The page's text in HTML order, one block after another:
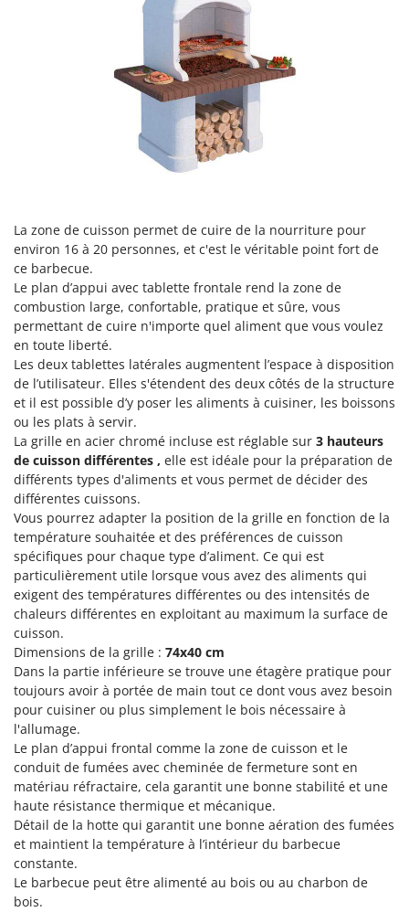
Rafraîchisseurs d'air par évaporation
Rampes de chargement en aluminium
Râpes à fromage électriques
Râteaux pour tracteur
Robots nettoyeurs de piscine
Robots Tondeuses
Rouleaux pour tracteur
S
Scies à os
Scies à Ruban
Scies alternatives à batterie
Scies de jardin télescopiques
Sécateurs électriques à batterie
Sécateurs et Échenilloirs manuels
Sécateurs pneumatiques
Semoirs et Épandeurs d'engrais
Socs pour tracteur
Souffleurs aspirateurs pour Feuilles
Soufreuses - Poudreuses à dos
Soufreuses - Poudreuses pour tracteur
T
Taille-haies
Taille-haies à bras pour tracteur
Tarières
Tondeuses à Gazon
Tondeuses autoportées
Tondeuses débroussailleuses thermiques
Trancheuses
Trancheuses de sol
Transpalettes
Treuils de débardage
Il-Tec
Imperia
Infaco
Intec
Intex
Italyco
ITM
J JOLLY ITALIA
K
KAAZ
Karcher
Kasco
Kemper
Keter
KitchenAid
Komo
L
Laica
Lampacrescia - MGM
Landxcape
LAR Casalinghi
Lavor
Linea VZ
Lisam
La zone de cuisson permet de cuire de la nourriture pour
environ 16 à 20 personnes, et c'est le véritable point fort de
ce barbecue.
Le plan d’appui avec tablette frontale rend la zone de
combustion large, confortable, pratique et sûre, vous
permettant de cuire n'importe quel aliment que vous voulez
en toute liberté.
Les deux tablettes latérales augmentent l’espace à disposition
de l’utilisateur. Elles s'étendent des deux côtés de la structure
et il est possible d’y poser les aliments à cuisiner, les boissons
ou les plats à servir.
La grille en acier chromé incluse est réglable sur 3 hauteurs
de cuisson différentes , elle est idéale pour la préparation de
différents types d'aliments et vous permet de décider des
différentes cuissons.
Vous pourrez adapter la position de la grille en fonction de la
température souhaitée et des préférences de cuisson
spécifiques pour chaque type d’aliment. Ce qui est
particulièrement utile lorsque vous avez des aliments qui
exigent des températures différentes ou des intensités de
chaleurs différentes en exploitant au maximum la surface de
cuisson.
Dimensions de la grille : 74x40 cm
Dans la partie inférieure se trouve une étagère pratique pour
toujours avoir à portée de main tout ce dont vous avez besoin
pour cuisiner ou plus simplement le bois nécessaire à
l'allumage.
Le plan d’appui frontal comme la zone de cuisson et le
conduit de fumées avec cheminée de fermeture sont en
matériau réfractaire, cela garantit une bonne stabilité et une
haute résistance thermique et mécanique.
Détail de la hotte qui garantit une bonne aération des fumées
et maintient la température à l’intérieur du barbecue
constante.
Le barbecue peut être alimenté au bois ou au charbon de
bois.